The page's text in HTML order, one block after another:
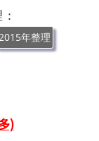
2015年整理
)